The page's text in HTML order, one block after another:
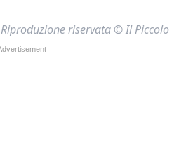
Riproduzione riservata © Il Piccolo